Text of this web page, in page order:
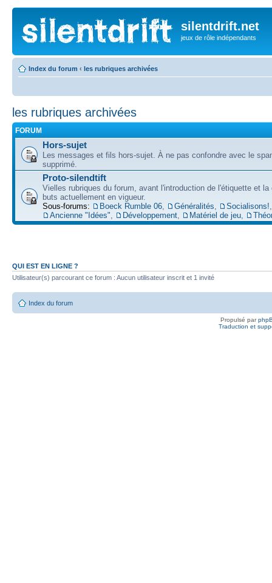
silentdrift.net
jeux de rôle indépendants
Index du forum ‹ les rubriques archivées
les rubriques archivées
FORUM
Hors-sujet
Les messages et fils hors-sujet. À ne pas confondre avec le
supprimé.
Proto-silendtift
Vielles rubriques du forum, avant l'introduction de l'étiquette et la
buts actuellement en vigueur.
Sous-forums:
Boeck Rumble 06 Généralités Socialisons!
Ancienne "Idées"
Développement Matériel de jeu
QUI EST EN LIGNE ?
Utilisateur(s) parcourant ce forum : Aucun utilisateur inscrit et 1 invité
Index du forum
Propulsé par
Traduction et